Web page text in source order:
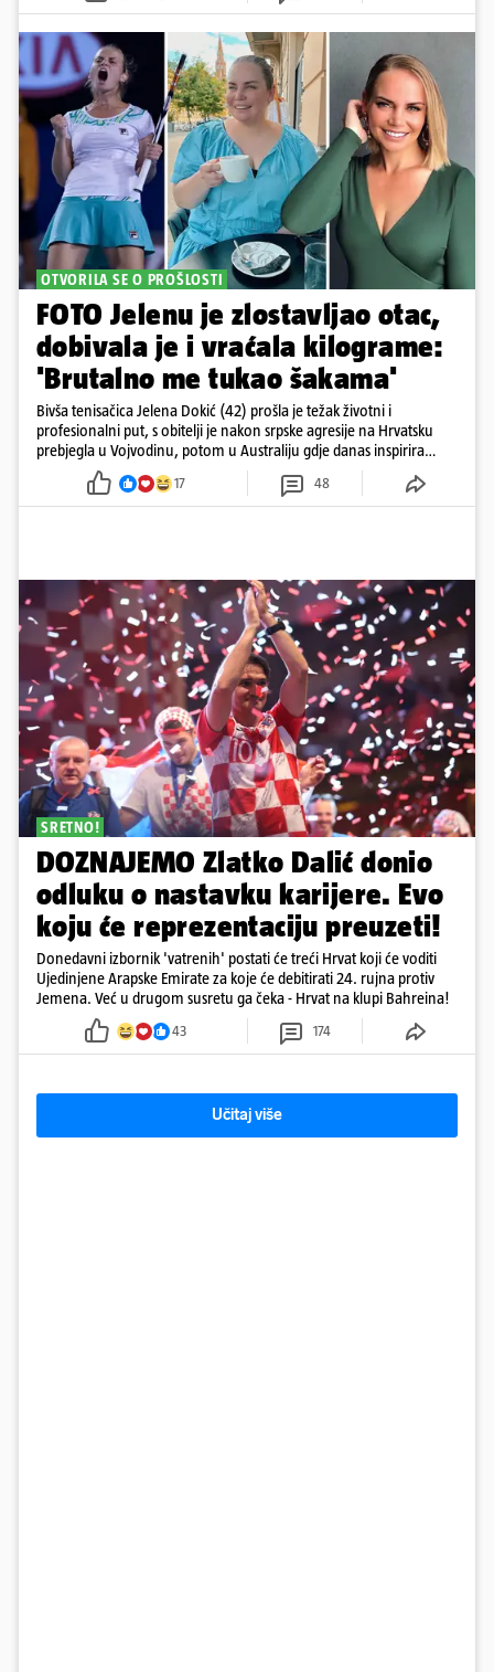
OTVORILA SE O PROŠLOSTI
FOTO Jelenu je zlostavljao otac,
dobivala je i vraćala kilograme:
'Brutalno me tukao šakama'
Bivša tenisačica Jelena Dokić (42) prošla je težak životni i
profesionalni put, s obitelji je nakon srpske agresije na Hrvatsku
prebjegla u Vojvodinu, potom u Australiju gdje danas inspirira
17 48
SRETNO!
DOZNAJEMO Zlatko Dalić donio
odluku o nastavku karijere. Evo
koju će reprezentaciju preuzeti!
Donedavni izbornik 'vatrenih' postati će treći Hrvat koji će voditi
Ujedinjene Arapske Emirate za koje će debitirati 24. rujna protiv
Jemena. Već u drugom susretu ga čeka - Hrvat na klupi Bahreina!
43 174
Učitaj više